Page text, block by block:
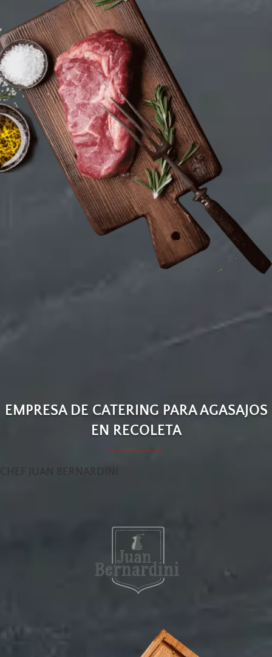
EMPRESA DE CATERING PARA AGASAJOS
EN RECOLETA
CHEF JUAN BERNARDINI